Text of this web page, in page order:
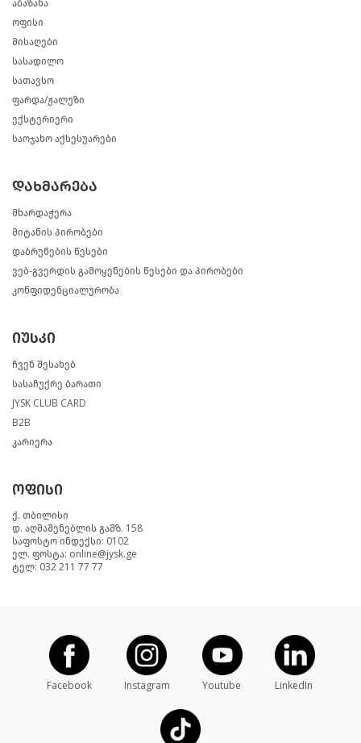
აბაზანა
ოფისი
მისაღები
სასადილო
სათავსო
ფარდა/ჟალუზი
ექსტერიერი
საოჯახო აქსესუარები
დახმარება
მხარდაჭერა
მიტანის პირობები
დაბრუნების წესები
ვებ-გვერდის გამოყენების წესები და პირობები
კონფიდენციალურობა
იუსკი
ჩვენ შესახებ
სასაჩუქრე ბარათი
JYSK CLUB CARD
B2B
კარიერა
ოფისი
ქ. თბილისი
დ. აღმაშენებლის გამზ. 158
საფოსტო ინდექსი: 0102
ელ. ფოსტა: online@jysk.ge
ტელ: 032 211 77 77
Facebook Instagram Youtube LinkedIn